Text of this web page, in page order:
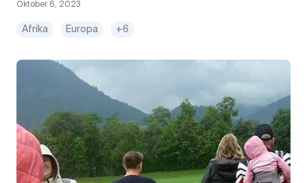
Oktober 6, 2023
Afrika Europa +6